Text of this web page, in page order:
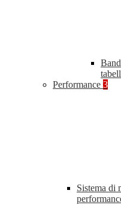
Performance 3
Sistema di